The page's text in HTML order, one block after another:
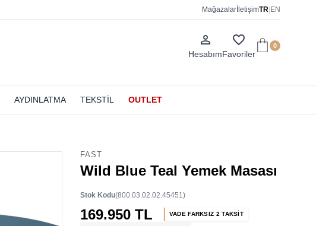
Mağazalar İletişimTR EN
person_outline
Hesabım
favorite_border
Favoriler
0
AYDINLATMA TEKSTİL OUTLET
FAST
Wild Blue Teal Yemek Masası
(800.03.02.02.45451)
Stok Kodu
169.950 TL VADE FARKSIZ 2 TAKSİT